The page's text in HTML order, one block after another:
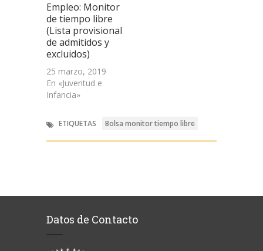
Empleo: Monitor
de tiempo libre
(Lista provisional
de admitidos y
excluidos)
25 marzo, 2019
En «Juventud e
Infancia»
ETIQUETAS Bolsa monitor tiempo libre
Datos de Contacto